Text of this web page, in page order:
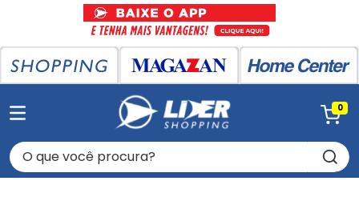
0
O que você procura?